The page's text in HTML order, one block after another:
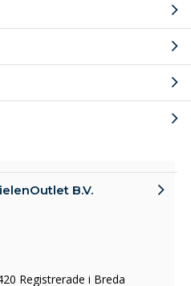
B.V.
Registrerade i Breda